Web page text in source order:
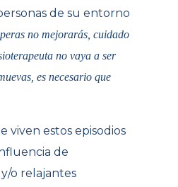
de su entorno
no mejorarás, cuidado
no vaya a ser
es necesario que
viven estos episodios
de
o relajantes